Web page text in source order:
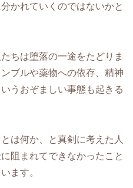
かれていくのではないかと
ちは堕落の一途をたどりま
ブルや薬物への依存、精神
うおぞましい事態も起きる
は何か、と真剣に考えた人
阻まれてできなかったこと
ます。